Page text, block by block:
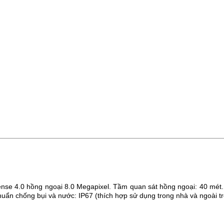
4.0 hồng ngoại 8.0 Megapixel.Tầm quan sát hồng ngoại: 40
chống bụi và nước: IP67 (thích hợp sử dụng trong nhà và ngoài